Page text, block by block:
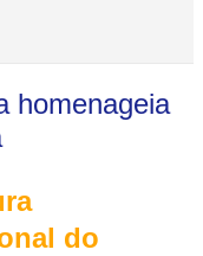
homenageia
do